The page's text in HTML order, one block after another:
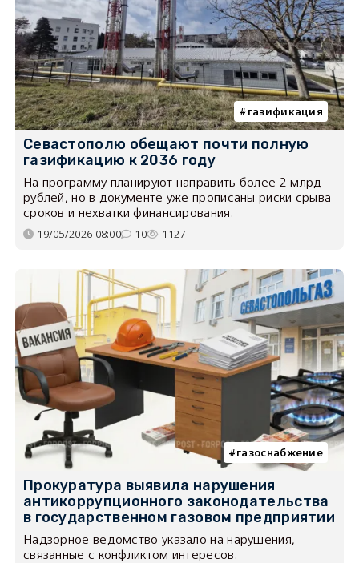
газификация
Севастополю обещают почти полную
газификацию к 2036 году
На программу планируют направить более 2 млрд
рублей, но в документе уже прописаны риски срыва
сроков и нехватки финансирования.
19/05/2026 08:00 10 1127
газоснабжение
Прокуратура выявила нарушения
антикоррупционного законодательства
в государственном газовом предприятии
Надзорное ведомство указало на нарушения,
связанные с конфликтом интересов.